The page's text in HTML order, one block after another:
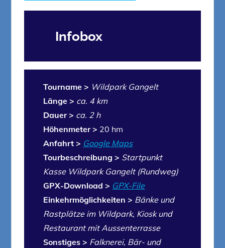
Infobox
Tourname > Wildpark Gangelt
Länge > ca. 4 km
Dauer > ca. 2 h
Höhenmeter > 20 hm
Anfahrt > Google Maps
Tourbeschreibung > Startpunkt
Kasse Wildpark Gangelt (Rundweg)
GPX-Download > GPX-File
Einkehrmöglichkeiten > Bänke und
Rastplätze im Wildpark, Kiosk und
Restaurant mit Aussenterrasse
Sonstiges > Falknerei, Bär- und